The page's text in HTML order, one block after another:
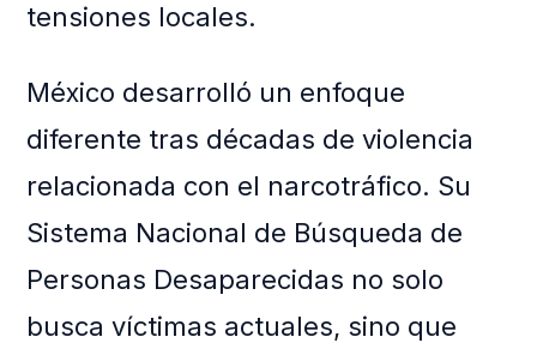
tensiones locales.
México desarrolló un enfoque
diferente tras décadas de violencia
relacionada con el narcotráfico. Su
Sistema Nacional de Búsqueda de
Personas Desaparecidas no solo
busca víctimas actuales, sino que